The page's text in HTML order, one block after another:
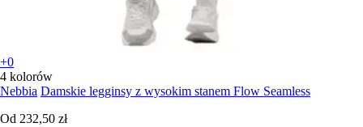
+0
4 kolorów
Nebbia Damskie legginsy z wysokim stanem Flow Seamless
Od 232,50 zł